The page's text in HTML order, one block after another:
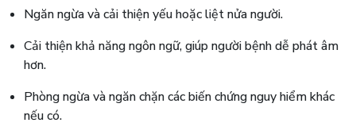
Ngăn ngừa và cải thiện yếu hoặc liệt nửa người.
Cải thiện khả năng ngôn ngữ, giúp người bệnh dễ phát âm
hơn.
Phòng ngừa và ngăn chặn các biến chứng nguy hiểm khác
nếu có.